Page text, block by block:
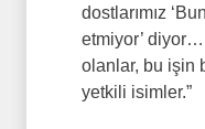
dostlarımız
etmiyor’
olanlar, bu işin
yetkili isimler.”